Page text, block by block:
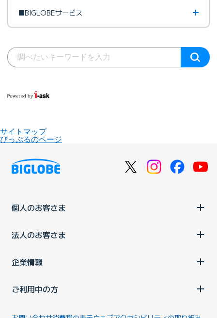
■BIGLOBEサービス
サイトマップ
びっぷるのページ
個人のお客さま
法人のお客さま
企業情報
ご利用中の方